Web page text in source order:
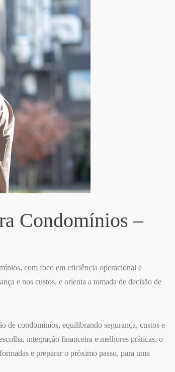
Condomínios –
com foco em eficiência operacional e
e nos custos, e orienta a tomada de decisão de
de condomínios, equilibrando segurança, custos e
integração financeira e melhores práticas, o
e preparar o próximo passo, para uma